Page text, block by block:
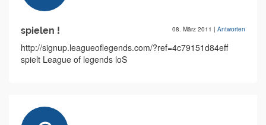
spielen ! 08. März 2011 | Antworten
http://signup.leagueoflegends.com/?ref=4c79151d84eff
spielt League of legends loS